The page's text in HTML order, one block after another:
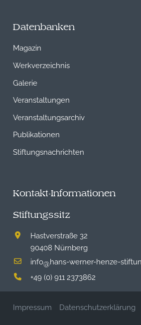
Datenbanken
Magazin
Werkverzeichnis
Galerie
Veranstaltungen
Veranstaltungsarchiv
Publikationen
Stiftungsnachrichten
Kontakt-Informationen
Stiftungssitz
Hastverstraße 32
90408 Nürnberg
info@hans-werner-henze-
+49 (0) 911 2373862
Impressum Datenschutzerklärung